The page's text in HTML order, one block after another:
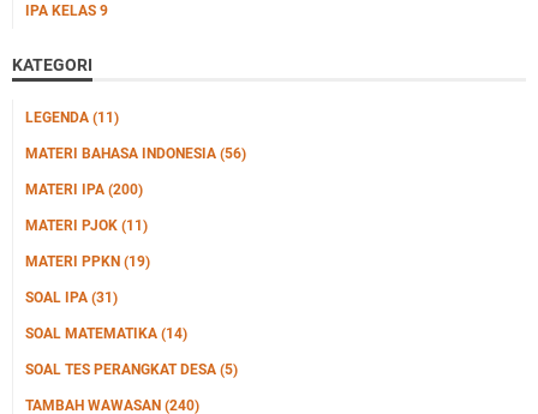
IPA KELAS 9
KATEGORI
LEGENDA (11)
MATERI BAHASA INDONESIA (56)
MATERI IPA (200)
MATERI PJOK (11)
MATERI PPKN (19)
SOAL IPA (31)
SOAL MATEMATIKA (14)
SOAL TES PERANGKAT DESA (5)
TAMBAH WAWASAN (240)